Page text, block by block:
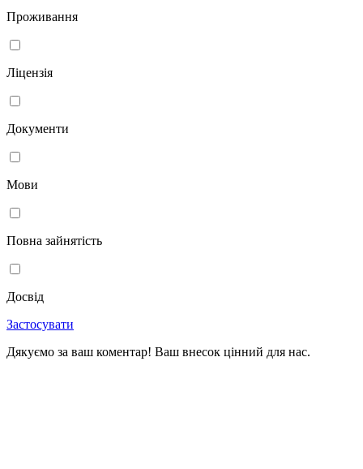
Проживання
Ліцензія
Документи
Мови
Повна зайнятість
Досвід
Застосувати
Дякуємо за ваш коментар! Ваш внесок цінний для нас.